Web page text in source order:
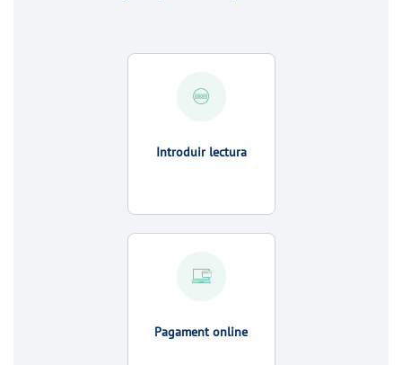
Introduir lectura
Pagament online